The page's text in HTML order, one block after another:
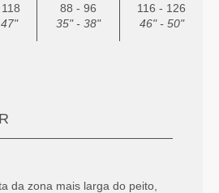
88 - 96
35" - 38"
116 - 126
46" - 50"
da zona mais larga do peito,